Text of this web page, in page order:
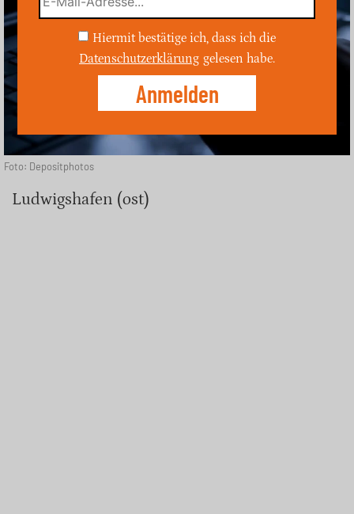
Foto: Depositphotos
Ludwigshafen (ost)
Hiermit bestätige ich, dass ich die
Datenschutzerklärung gelesen habe.